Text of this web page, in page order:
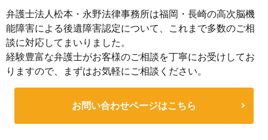
弁護士法人松本・永野法律事務所は福岡・長崎の高次脳機
能障害による後遺障害認定について、これまで多数のご相
談に対応してまいりました。
経験豊富な弁護士がお客様のご相談を丁寧にお受けしてお
りますので、まずはお気軽にご相談ください。
お問い合わせページはこちら